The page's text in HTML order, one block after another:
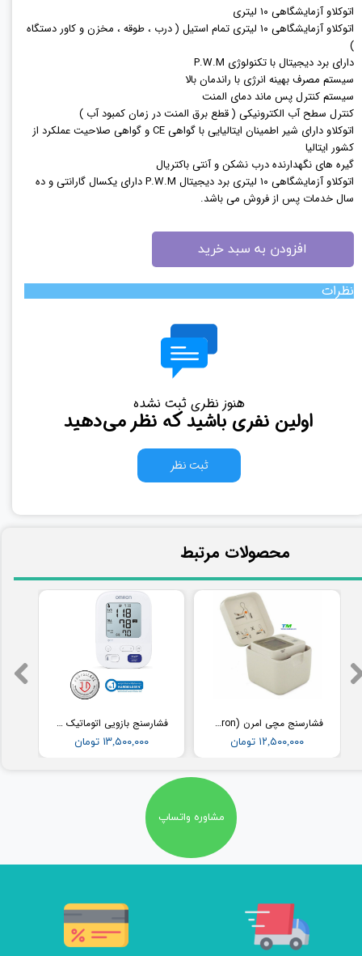
اتوکلاو آزمایشگاهی ۱۰ لیتری
اتوکلاو آزمایشگاهی ۱۰ لیتری تمام استیل ( درب ، طوقه ، مخزن و کاور دستگاه
)
دارای برد دیجیتال با تکنولوژی P.W.M
سیستم مصرف بهینه انرژی با راندمان بالا
سیستم کنترل پس ماند دمای المنت
کنترل سطح آب الکترونیکی ( قطع برق المنت در زمان کمبود آب )
اتوکلاو دارای شیر اطمینان ایتالیایی با گواهی CE و گواهی صلاحیت عملکرد از
کشور ایتالیا
گیره های نگهدارنده درب نشکن و آنتی باکتریال
اتوکلاو آزمایشگاهی ۱۰ لیتری برد دیجیتال P.W.M دارای یکسال گارانتی و ده
سال خدمات پس از فروش می باشد.
افزودن به سبد خرید
نظرات
هنوز نظری ثبت نشده
اولین نفری باشید که نظر می‌دهید
ثبت نظر
فشارسنج بازویی اتوماتیک با کاف پهن امرن (OMRON) مدل M3
۱۳,۵۰۰,۰۰۰ تومان
فشارسنج مچی امرن (Omron) مدل RS2
۱۲,۵۰۰,۰۰۰ تومان
​محصولات مرتبط
مشاوره واتساپ